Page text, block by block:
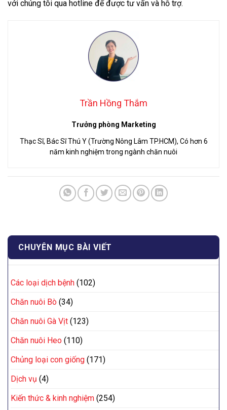
với chúng tôi qua hotline để được tư vấn và hỗ trợ.
Trần Hồng Thắm
Trưởng phòng Marketing
Thạc Sĩ, Bác Sĩ Thú Y (Trường Nông Lâm TP.HCM), Có hơn 6
năm kinh nghiệm trong ngành chăn nuôi
CHUYÊN MỤC BÀI VIẾT
Các loại dịch bệnh (102)
Chăn nuôi Bò (34)
Chăn nuôi Gà Vịt (123)
Chăn nuôi Heo (110)
Chủng loại con giống (171)
Dịch vụ (4)
Kiến thức & kinh nghiệm (254)